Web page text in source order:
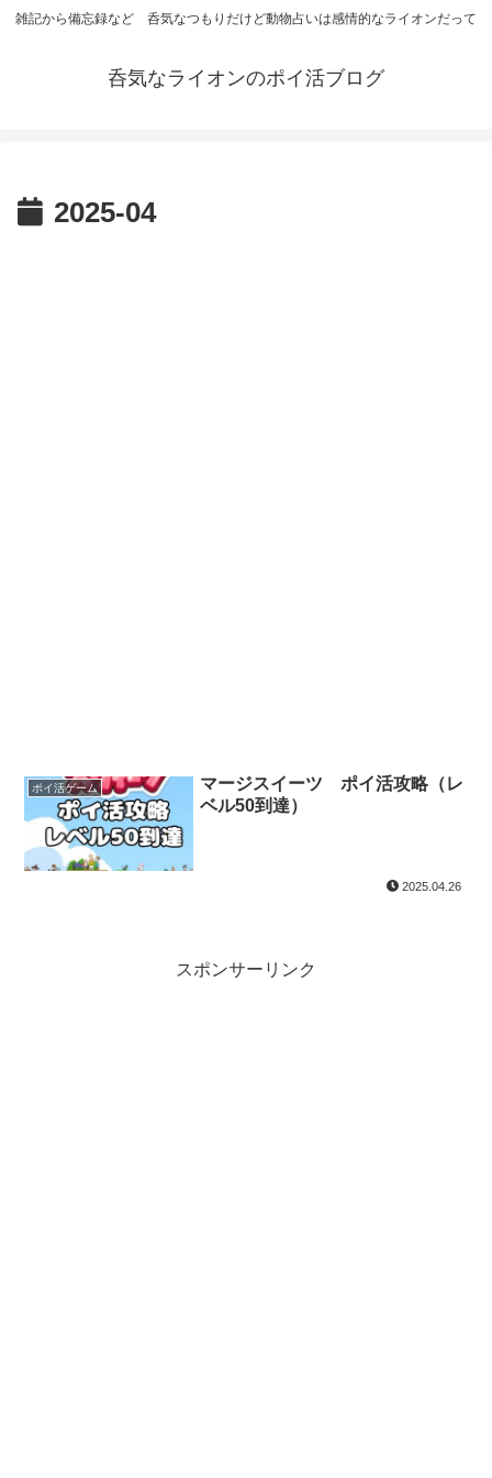
雑記から備忘録など 呑気なつもりだけど動物占いは感情的なライオンだって
呑気なライオンのポイ活ブログ
2025-04
ポイ活ゲーム
マージスイーツ ポイ活攻略（レ
ベル50到達）
2025.04.26
スポンサーリンク